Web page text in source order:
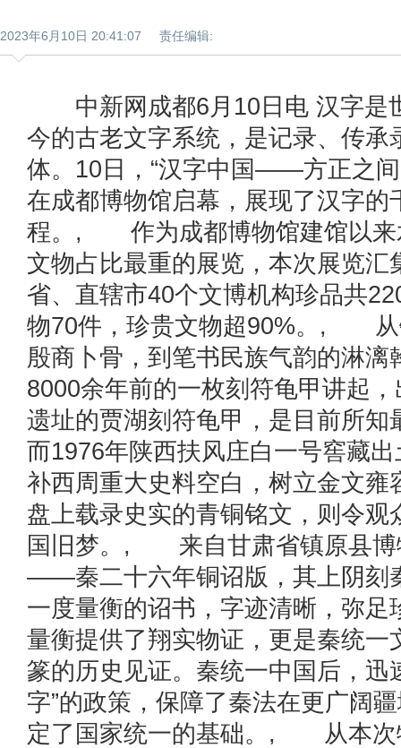
2023年6月10日 20:41:07 责任编辑:
中新网成都6月10日电 汉字是
今的古老文字系统，是记录、传承
体。10日，“汉字中国——方正之间
在成都博物馆启幕，展现了汉字的
程。, 作为成都博物馆建馆以来
文物占比最重的展览，本次展览汇
省、直辖市40个文博机构珍品共
物70件，珍贵文物超90%。, 从
殷商卜骨，到笔书民族气韵的淋漓
8000余年前的一枚刻符龟甲讲起
遗址的贾湖刻符龟甲，是目前所知
而1976年陕西扶风庄白一号窖藏
补西周重大史料空白，树立金文雍
盘上载录史实的青铜铭文，则令观
国旧梦。, 来自甘肃省镇原县博
——秦二十六年铜诏版，其上阴刻
一度量衡的诏书，字迹清晰，弥足
量衡提供了翔实物证，更是秦统一
篆的历史见证。秦统一中国后，迅
字”的政策，保障了秦法在更广阔
定了国家统一的基础。, 从本次